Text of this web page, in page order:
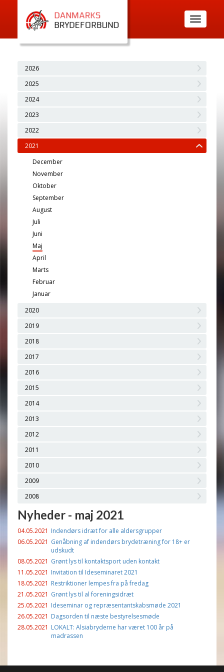
Toggle
navigation
2026
2025
2024
2023
2022
2021
December
November
Oktober
September
August
Juli
Juni
Maj
April
Marts
Februar
Januar
2020
2019
2018
2017
2016
2015
2014
2013
2012
2011
2010
2009
2008
Nyheder - maj 2021
04.05.2021 Indendørs idræt for alle aldersgrupper
06.05.2021 Genåbning af indendørs brydetræning for 18+ er
udskudt
08.05.2021 Grønt lys til kontaktsport uden kontakt
11.05.2021 Invitation til Ideseminaret 2021
18.05.2021 Restriktioner lempes fra på fredag
21.05.2021 Grønt lys til al foreningsidræt
25.05.2021 Ideseminar og repræsentantskabsmøde 2021
26.05.2021 Dagsorden til næste bestyrelsesmøde
28.05.2021 LOKALT: Alsiabryderne har været 100 år på
madrassen